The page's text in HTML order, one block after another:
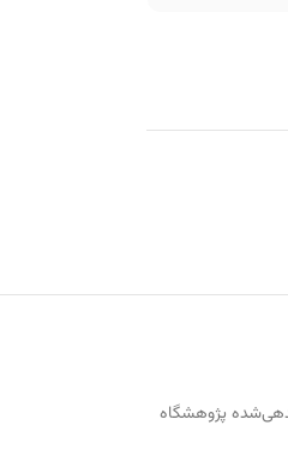
علوم انسانی در قالب ۱۱ گروه پژوهشی از وظایف سازماندهی‌شده پژوهشگاه